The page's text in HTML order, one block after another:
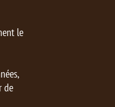
le
de